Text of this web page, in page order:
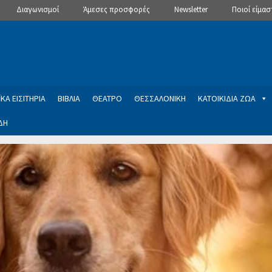
Διαγωνισμοί Άμεσες προσφορές Newsletter Ποιοί
ΕΙΣΙΤΗΡΙΑ ΒΙΒΛΙΑ ΘΕΑΤΡΟ ΘΕΣΣΑΛΟΝΙΚΗ ΚΑΤΟΙΚΙΔΙΑ ΖΩΑ
Manage SubscriptionsNewsletterSLIDER
εγγραφής στο Newsletter του Dealistas.grΕπικοινωνία